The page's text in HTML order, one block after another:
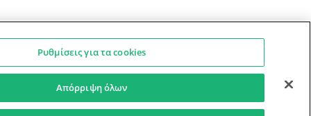
Προστασία Προσωπικών Δεδομένων
Ο βοηθός μπορεί να κάνει λάθη — ελέγξτε τις συνταγές.
Ρυθμίσεις για τα cookies
Απόρριψη όλων